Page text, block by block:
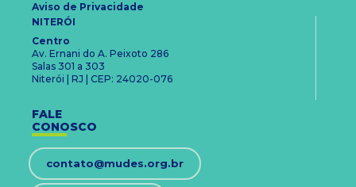
Aviso de Privacidade
NITERÓI
Centro
Av. Ernani do A. Peixoto 286
Salas 301 a 303
Niterói | RJ | CEP: 24020-076
FALE
CONOSCO
contato@mudes.org.br